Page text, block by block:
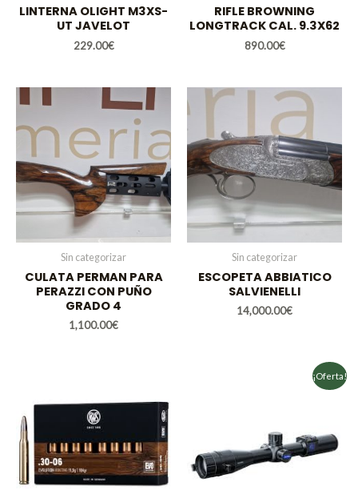
LINTERNA OLIGHT M3XS-
UT JAVELOT
229.00€
RIFLE BROWNING
LONGTRACK CAL. 9.3X62
890.00€
Sin categorizar
CULATA PERMAN PARA
PERAZZI CON PUÑO
GRADO 4
1,100.00€
Sin categorizar
ESCOPETA ABBIATICO
SALVIENELLI
14,000.00€
¡Oferta!
El
precio